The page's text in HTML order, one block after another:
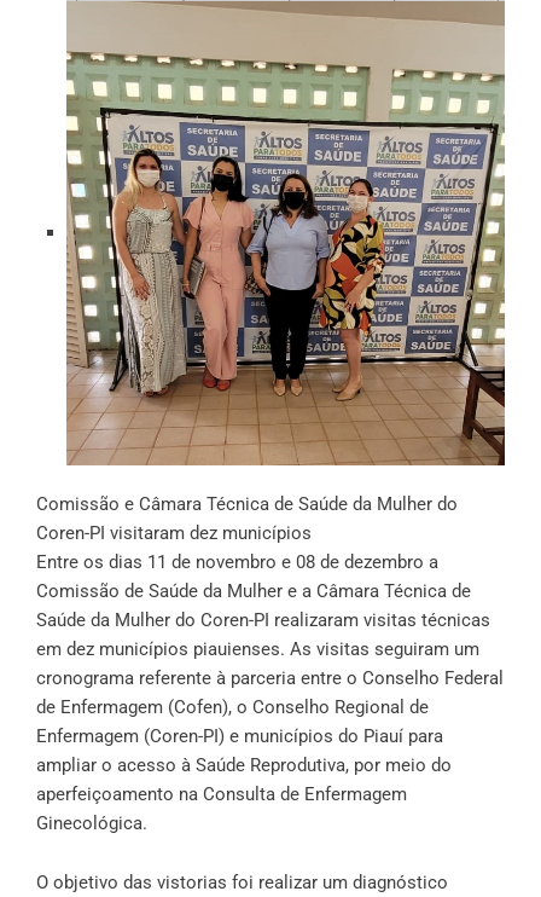
Comissão e Câmara Técnica de Saúde da Mulher do
Coren-PI visitaram dez municípios
Entre os dias 11 de novembro e 08 de dezembro a
Comissão de Saúde da Mulher e a Câmara Técnica de
Saúde da Mulher do Coren-PI realizaram visitas técnicas
em dez municípios piauienses. As visitas seguiram um
cronograma referente à parceria entre o Conselho Federal
de Enfermagem (Cofen), o Conselho Regional de
Enfermagem (Coren-PI) e municípios do Piauí para
ampliar o acesso à Saúde Reprodutiva, por meio do
aperfeiçoamento na Consulta de Enfermagem
Ginecológica.
O objetivo das vistorias foi realizar um diagnóstico